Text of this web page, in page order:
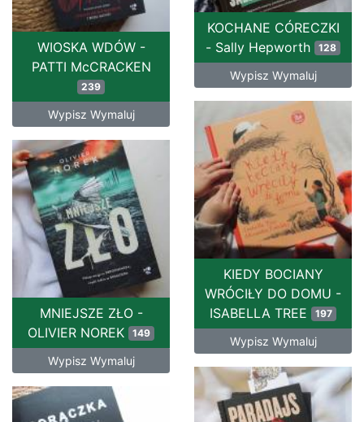
KOCHANE CÓRECZKI
- Sally Hepworth 128
Wypisz Wymaluj
WIOSKA WDÓW -
PATTI McCRACKEN
239
Wypisz Wymaluj
KIEDY BOCIANY
WRÓCIŁY DO DOMU -
ISABELLA TREE 197
Wypisz Wymaluj
MNIEJSZE ZŁO -
OLIVIER NOREK 149
Wypisz Wymaluj